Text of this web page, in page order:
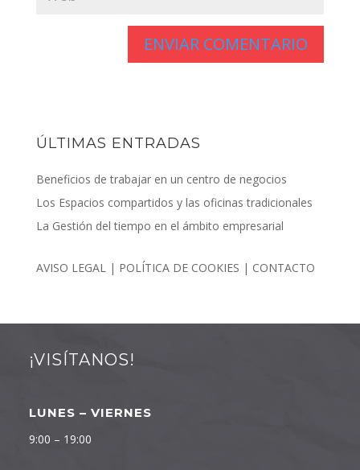
ÚLTIMAS ENTRADAS
Beneficios de trabajar en un centro de negocios
Los Espacios compartidos y las oficinas tradicionales
La Gestión del tiempo en el ámbito empresarial
AVISO LEGAL | POLÍTICA DE COOKIES | CONTACTO
¡VISÍTANOS!
LUNES – VIERNES
9:00 – 19:00